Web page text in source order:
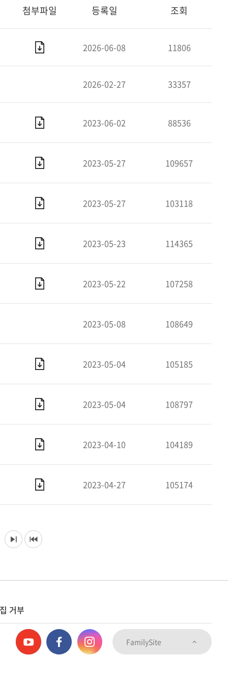
첨부파일 등록일 조회
2026-06-08 11806
2026-02-27 33357
2023-06-02 88536
2023-05-27 109657
2023-05-27 103118
2023-05-23 114365
2023-05-22 107258
2023-05-08 108649
2023-05-04 105185
2023-05-04 108797
2023-04-10 104189
2023-04-27 105174
거부
FamilySite